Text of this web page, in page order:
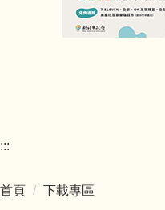
:::
首頁 下載專區